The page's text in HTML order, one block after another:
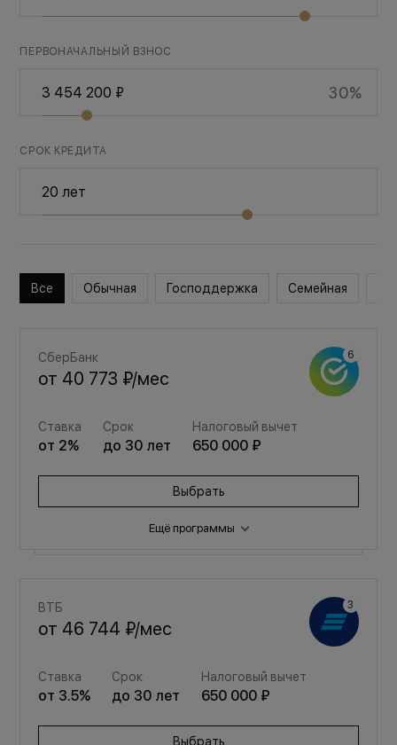
ПЕРВОНАЧАЛЬНЫЙ ВЗНОС
30%
СРОК КРЕДИТА
Все Обычная Господдержка Семейная
СберБанк
от 40 773 ₽/мес
Ставка
от 2%
Срок
до 30 лет
Налоговый вычет
650 000 ₽
Выбрать
Ещё программы
от 54 597 ₽/мес
от3.5% до30 650 000 ₽
Выбрать
ВТБ
от 46 744 ₽/мес
Ставка
от 3.5%
Срок
до 30 лет
Налоговый вычет
650 000 ₽
Выбрать